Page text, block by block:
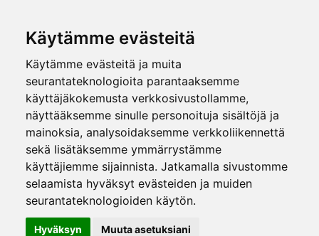
Käytämme evästeitä
Käytämme evästeitä ja muita
seurantateknologioita parantaaksemme
käyttäjäkokemusta verkkosivustollamme,
näyttääksemme sinulle personoituja sisältöjä ja
mainoksia, analysoidaksemme verkkoliikennettä
sekä lisätäksemme ymmärrystämme
käyttäjiemme sijainnista. Jatkamalla sivustomme
selaamista hyväksyt evästeiden ja muiden
seurantateknologioiden käytön.
Hyväksyn Muuta asetuksiani